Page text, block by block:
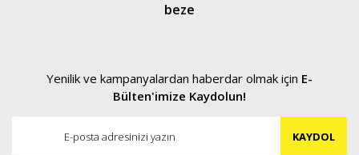
beze
Yenilik ve kampanyalardan haberdar olmak için E-
Bülten'imize Kaydolun!
KAYDOL